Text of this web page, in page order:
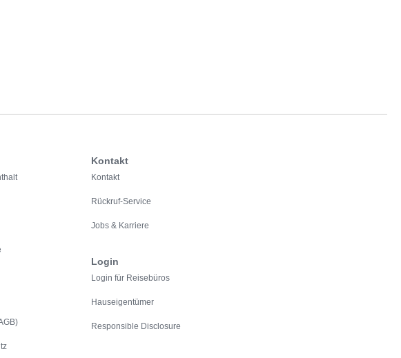
Kontakt
Kontakt
Rückruf-Service
Jobs & Karriere
Login
Login für Reisebüros
Hauseigentümer
Responsible Disclosure